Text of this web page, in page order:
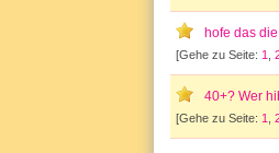
hofe das
[Gehe zu Seite: 1
40+? Wer
[Gehe zu Seite: 1